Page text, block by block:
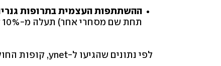
ההשתתפות העצמית בתרופות
תחת שם מסחרי אחר) תעלה מ-10% ל-15% ממחיר התרופה.